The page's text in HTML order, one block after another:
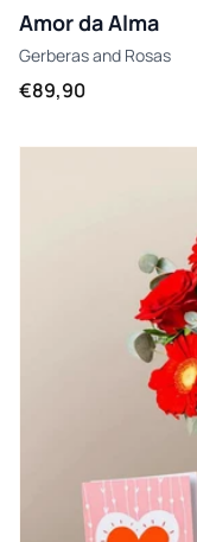
Amor da Alma
Gerberasand Rosas
€89,90